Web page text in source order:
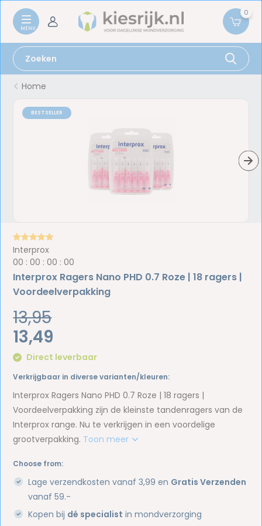
0
Home
BESTSELLER
Interprox
00 :00 :00 :00
Interprox Ragers Nano PHD 0.7 Roze | 18 ragers |
Voordeelverpakking
13,95
13,49
Direct leverbaar
Verkrijgbaar in diverse varianten/kleuren:
Interprox Ragers Nano PHD 0.7 Roze | 18 ragers |
Voordeelverpakking zijn de kleinste tandenragers van de
Interprox range. Nu te verkrijgen in een voordelige
grootverpakking. Toon meer
Choose from:
Lage verzendkosten vanaf 3,99 en Gratis Verzenden
vanaf 59.-
Kopen bij dé specialist in mondverzorging